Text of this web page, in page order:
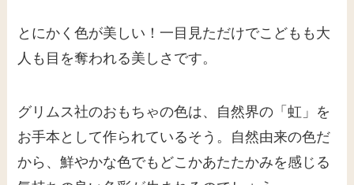
とにかく色が美しい！一目見ただけでこどもも大
人も目を奪われる美しさです。
グリムス社のおもちゃの色は、自然界の「虹」を
お手本として作られているそう。自然由来の色だ
から、鮮やかな色でもどこかあたたかみを感じる